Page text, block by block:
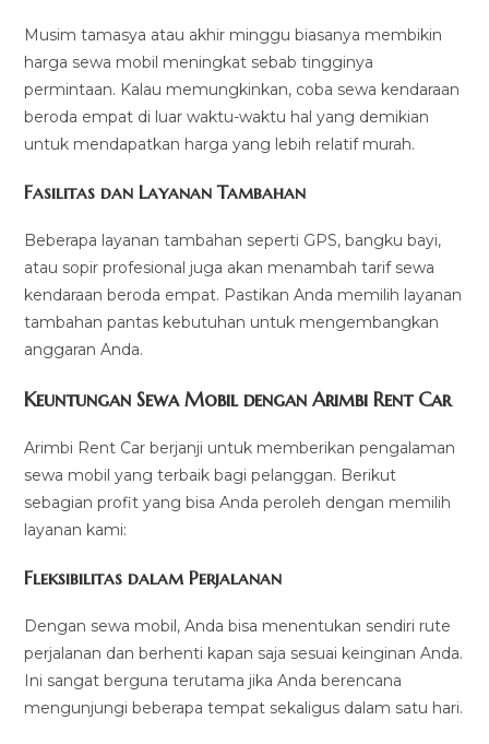
Musim tamasya atau akhir minggu biasanya membikin
harga sewa mobil meningkat sebab tingginya
permintaan. Kalau memungkinkan, coba sewa kendaraan
beroda empat di luar waktu-waktu hal yang demikian
untuk mendapatkan harga yang lebih relatif murah.
Fasilitas dan Layanan Tambahan
Beberapa layanan tambahan seperti GPS, bangku bayi,
atau sopir profesional juga akan menambah tarif sewa
kendaraan beroda empat. Pastikan Anda memilih layanan
tambahan pantas kebutuhan untuk mengembangkan
anggaran Anda.
Keuntungan Sewa Mobil dengan Arimbi Rent Car
Arimbi Rent Car berjanji untuk memberikan pengalaman
sewa mobil yang terbaik bagi pelanggan. Berikut
sebagian profit yang bisa Anda peroleh dengan memilih
layanan kami:
Fleksibilitas dalam Perjalanan
Dengan sewa mobil, Anda bisa menentukan sendiri rute
perjalanan dan berhenti kapan saja sesuai keinginan Anda.
Ini sangat berguna terutama jika Anda berencana
mengunjungi beberapa tempat sekaligus dalam satu hari.